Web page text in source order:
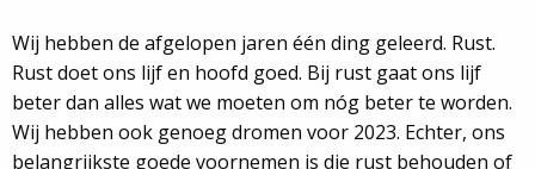
Wij hebben de afgelopen jaren één ding geleerd. Rust.
Rust doet ons lijf en hoofd goed. Bij rust gaat ons lijf
beter dan alles wat we moeten om nóg beter te worden.
Wij hebben ook genoeg dromen voor 2023. Echter, ons
belangrijkste goede voornemen is die rust behouden of